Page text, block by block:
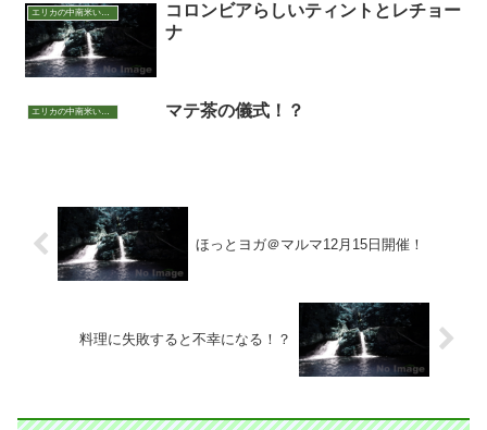
エリカの中南米いまむかし
コロンビアらしいティントとレチョー
ナ
エリカの中南米いまむかし マテ茶の儀式！？
ほっとヨガ＠マルマ12月15日開催！
料理に失敗すると不幸になる！？